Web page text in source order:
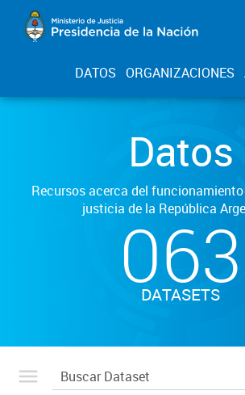
DATOS ORGANIZACIONES
Datos
Recursos acerca del
justicia de la República
063
DATASETS